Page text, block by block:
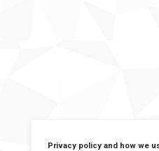
Privacy policy and how we